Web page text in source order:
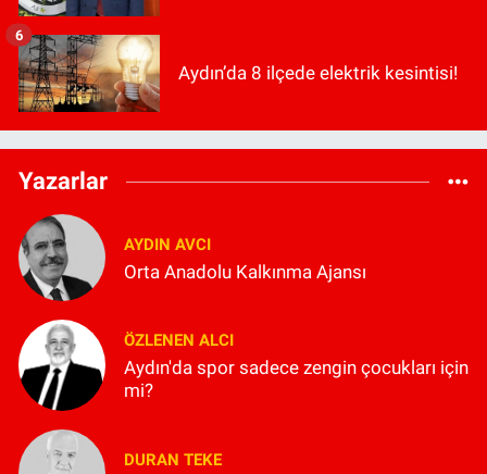
Aydın’da 8 ilçede elektrik kesintisi!
6
Yazarlar
AYDIN AVCI
Orta Anadolu Kalkınma Ajansı
ÖZLENEN ALCI
Aydın'da spor sadece zengin çocukları için
mi?
DURAN TEKE